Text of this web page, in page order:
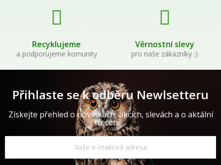
Recyklujeme
a podporujeme komunity
Věrnostní slevy
pro naše zákazníky :)
Přihlaste se k odběru Newlsetteru
Získejte přehled o novinkách, akcích, slevách a o aktální
trecéně...